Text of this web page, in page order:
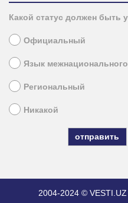
Какой статус должен быть
Официальный
Язык
Региональный
Никакой
2004-2024 © VESTI.UZ